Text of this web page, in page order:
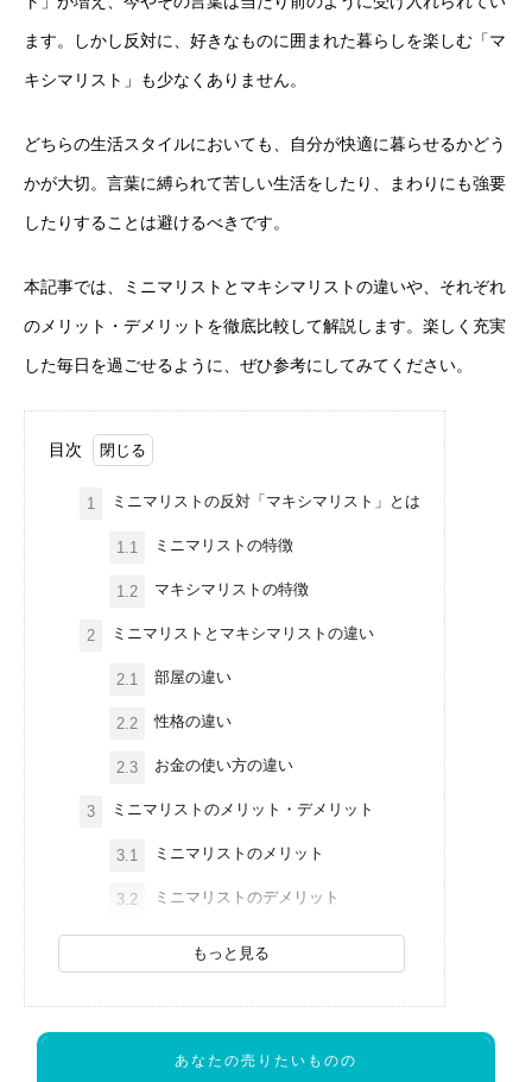
ます。しかし反対に、好きなものに囲まれた暮らしを楽しむ「マ
キシマリスト」も少なくありません。
どちらの生活スタイルにおいても、自分が快適に暮らせるかどう
かが大切。言葉に縛られて苦しい生活をしたり、まわりにも強要
したりすることは避けるべきです。
本記事では、ミニマリストとマキシマリストの違いや、それぞれ
のメリット・デメリットを徹底比較して解説します。楽しく充実
した毎日を過ごせるように、ぜひ参考にしてみてください。
目次
1 ミニマリストの反対「マキシマリスト」とは
1.1 ミニマリストの特徴
1.2 マキシマリストの特徴
2 ミニマリストとマキシマリストの違い
2.1 部屋の違い
2.2 性格の違い
2.3 お金の使い方の違い
3 ミニマリストのメリット・デメリット
3.1 ミニマリストのメリット
3.2 ミニマリストのデメリット
もっと見る
あなたの売りたいものの